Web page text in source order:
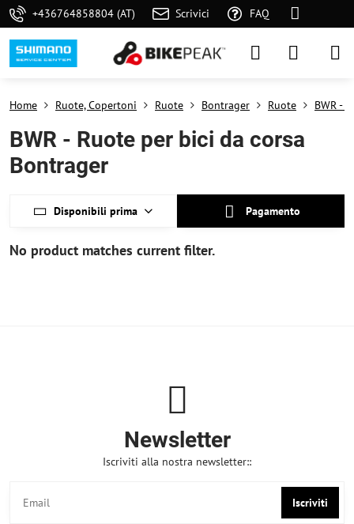
+436764858804 (AT) Scrivici FAQ
Home Ruote, Copertoni Ruote Bontrager Ruote BWR -
BWR - Ruote per bici da corsa
Bontrager
Disponibili prima Pagamento
Newsletter
Iscriviti alla nostra newsletter::
Iscriviti